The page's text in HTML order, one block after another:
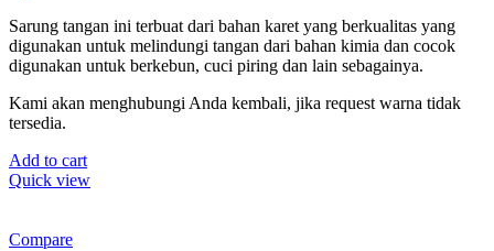
Sarung tangan ini terbuat dari bahan karet yang berkualitas yang
digunakan untuk melindungi tangan dari bahan kimia dan cocok
digunakan untuk berkebun, cuci piring dan lain sebagainya.
Kami akan menghubungi Anda kembali, jika request warna tidak
tersedia.
Add to cart
Quick view
Compare